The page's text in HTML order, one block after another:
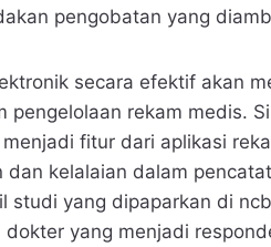
pengobatan yang
secara efektif akan
pengelolaan rekam medis.
fitur dari aplikasi
dan kelalaian dalam
studi yang dipaparkan di
yang menjadi